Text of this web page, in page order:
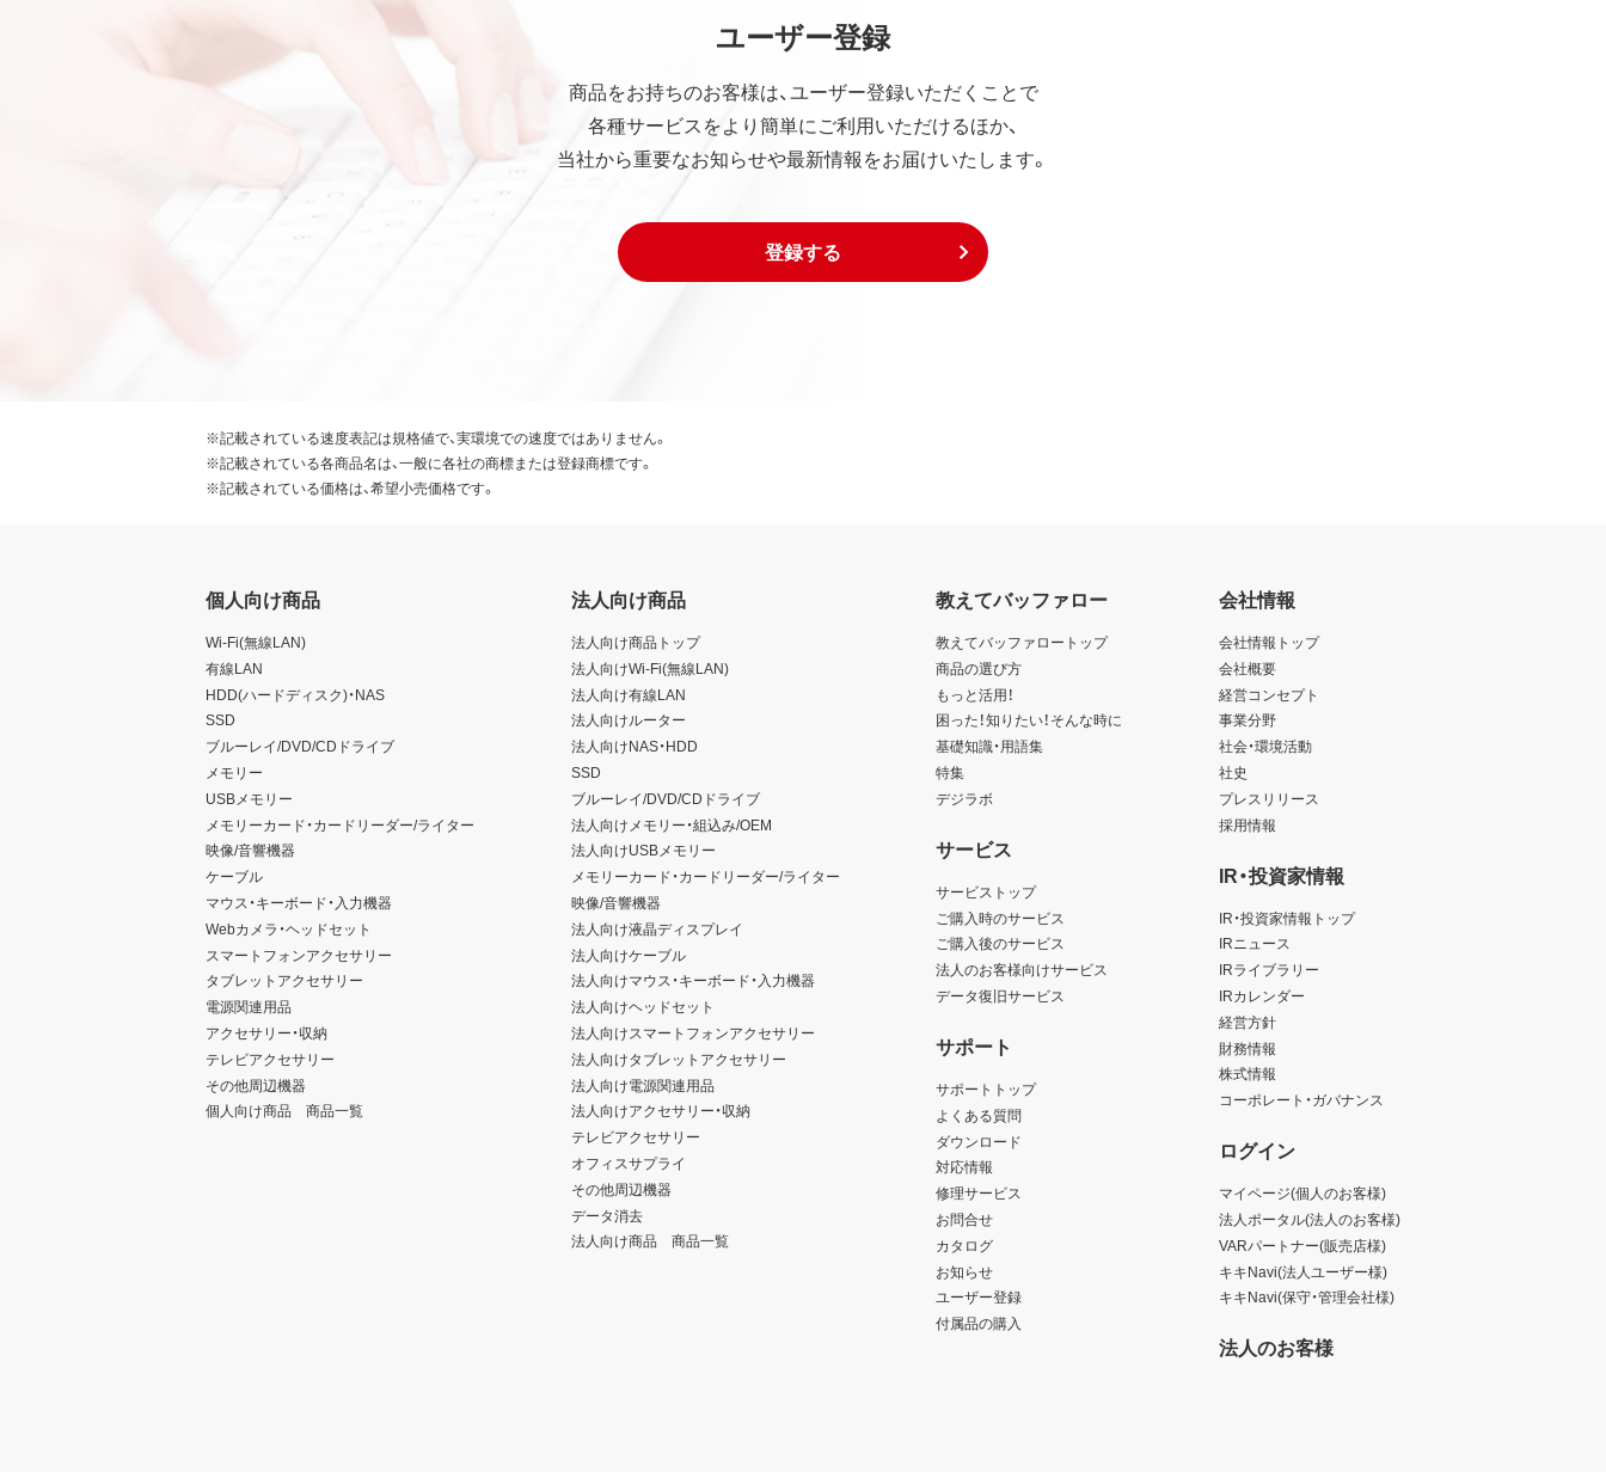
ユーザー登録
商品をお持ちのお客様は、ユーザー登録いただくことで
各種サービスをより簡単にご利用いただけるほか、
当社から重要なお知らせや最新情報をお届けいたします。
登録する
※記載されている速度表記は規格値で、実環境での速度ではありません。
※記載されている各商品名は、一般に各社の商標または登録商標です。
※記載されている価格は、希望小売価格です。
個人向け商品
Wi-Fi(無線LAN)
有線LAN
HDD(ハードディスク)・NAS
SSD
ブルーレイ/DVD/CDドライブ
メモリー
USBメモリー
メモリーカード・カードリーダー/ライター
映像/音響機器
ケーブル
マウス・キーボード・入力機器
Webカメラ・ヘッドセット
スマートフォンアクセサリー
タブレットアクセサリー
電源関連用品
アクセサリー・収納
テレビアクセサリー
その他周辺機器
個人向け商品 商品一覧
法人向け商品
法人向け商品トップ
法人向けWi-Fi(無線LAN)
法人向け有線LAN
法人向けルーター
法人向けNAS・HDD
SSD
ブルーレイ/DVD/CDドライブ
法人向けメモリー・組込み/OEM
法人向けUSBメモリー
メモリーカード・カードリーダー/ライター
映像/音響機器
法人向け液晶ディスプレイ
法人向けケーブル
法人向けマウス・キーボード・入力機器
法人向けヘッドセット
法人向けスマートフォンアクセサリー
法人向けタブレットアクセサリー
法人向け電源関連用品
法人向けアクセサリー・収納
テレビアクセサリー
オフィスサプライ
その他周辺機器
データ消去
法人向け商品 商品一覧
教えてバッファロー
教えてバッファロートップ
商品の選び方
もっと活用！
困った！知りたい！そんな時に
基礎知識・用語集
特集
デジラボ
サービス
サービストップ
ご購入時のサービス
ご購入後のサービス
法人のお客様向けサービス
データ復旧サービス
サポート
サポートトップ
よくある質問
ダウンロード
対応情報
修理サービス
お問合せ
カタログ
お知らせ
ユーザー登録
付属品の購入
会社情報
会社情報トップ
会社概要
経営コンセプト
事業分野
社会・環境活動
社史
プレスリリース
採用情報
IR・投資家情報
IR・投資家情報トップ
IRニュース
IRライブラリー
IRカレンダー
経営方針
財務情報
株式情報
コーポレート・ガバナンス
ログイン
マイページ(個人のお客様)
法人ポータル(法人のお客様)
VARパートナー(販売店様)
キキNavi(法人ユーザー様)
キキNavi(保守・管理会社様)
法人のお客様